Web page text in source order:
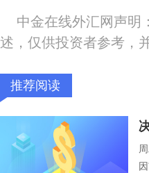
中金在线外汇网声明
述，仅供投资者参考，
推荐阅读